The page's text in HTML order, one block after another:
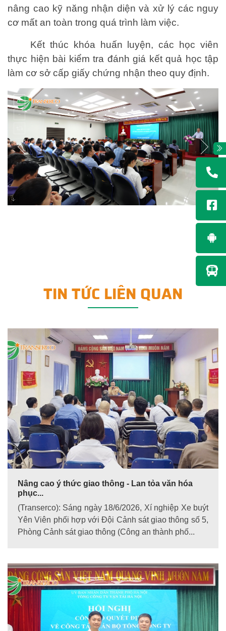
nâng cao kỹ năng nhận diện và xử lý các nguy
cơ mất an toàn trong quá trình làm việc.
Kết thúc khóa huấn luyện, các học viên
thực hiện bài kiểm tra đánh giá kết quả học tập
làm cơ sở cấp giấy chứng nhận theo quy định.
TIN TỨC LIÊN QUAN
Nâng cao ý thức giao thông - Lan tỏa văn hóa
phục...
(Transerco): Sáng ngày 18/6/2026, Xí nghiệp Xe buýt
Yên Viên phối hợp với Đội Cảnh sát giao thông số 5,
Phòng Cảnh sát giao thông (Công an thành phố...